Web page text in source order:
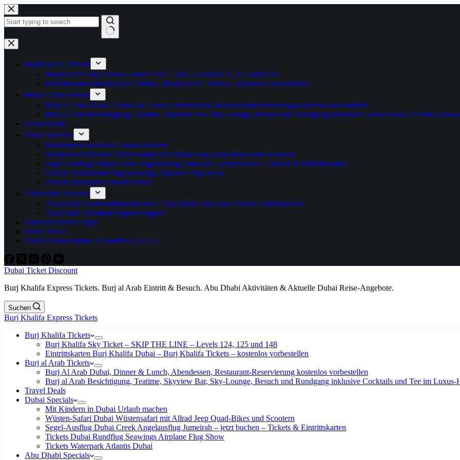
Zum
Inhalt
springen
Keine
Ergebnisse
Burj Khalifa Tickets
Burj Khalifa Sky Ticket – SKIP THE LINE – Levels 124, 125 und 148
Eintrittskarten Burj Khalifa Dubai – Burj Khalifa Tickets – kostenlos vorbestellen
Burj al Arab Tickets
Burj Al Arab Dubai, Dinner & Lunch, Abendessen, Restaurant-Reservierung kostenlos vorbestellen
Burj al Arab Besichtigung, Teatime, Skyview Bar, Sky-Lounge, Besuch und Rundgang inklusive Cocktails und Tee im Luxus-
Travel Deals
Dubai Specials
Mit Kindern in Dubai Urlaub machen
Wüsten-Safari Dubai Wüstensafari mit Allrad Jeep Quad-Bikes und Scootern
Segel-Ausflug Dubai Creek Angelausflug Jumeirah – jetzt buchen – Tickets & Eintrittskarten
Tickets Dubai Rundflug Seawings Airplane Flug Show
Tickets Waterpark Atlantis Dubai
Abu Dhabi Specials
Abu Dhabi Stadtrundfahrt buchen / Abu Dhabi City Tour Tickets Eintrittskarten
Abu Dhabi Premium Sightseeingtour
Videos & Dubai-Tipps
Dubai News
Dubai Oman Emirate Reiseführer (VAE)
Dubai Ticket Discount
Burj Khalifa Express Tickets. Burj al Arab Eintritt & Besuch. Abu Dhabi Aktivitäten & Aktuelle Dubai Reise-Angebote.
Suchen
Burj Khalifa Express Tickets
Burj Khalifa Tickets
Burj Khalifa Sky Ticket – SKIP THE LINE – Levels 124, 125 und 148
Eintrittskarten Burj Khalifa Dubai – Burj Khalifa Tickets – kostenlos vorbestellen
Burj al Arab Tickets
Burj Al Arab Dubai, Dinner & Lunch, Abendessen, Restaurant-Reservierung kostenlos vorbestellen
Burj al Arab Besichtigung, Teatime, Skyview Bar, Sky-Lounge, Besuch und Rundgang inklusive Cocktails und Tee im Luxus-
Travel Deals
Dubai Specials
Mit Kindern in Dubai Urlaub machen
Wüsten-Safari Dubai Wüstensafari mit Allrad Jeep Quad-Bikes und Scootern
Segel-Ausflug Dubai Creek Angelausflug Jumeirah – jetzt buchen – Tickets & Eintrittskarten
Tickets Dubai Rundflug Seawings Airplane Flug Show
Tickets Waterpark Atlantis Dubai
Abu Dhabi Specials